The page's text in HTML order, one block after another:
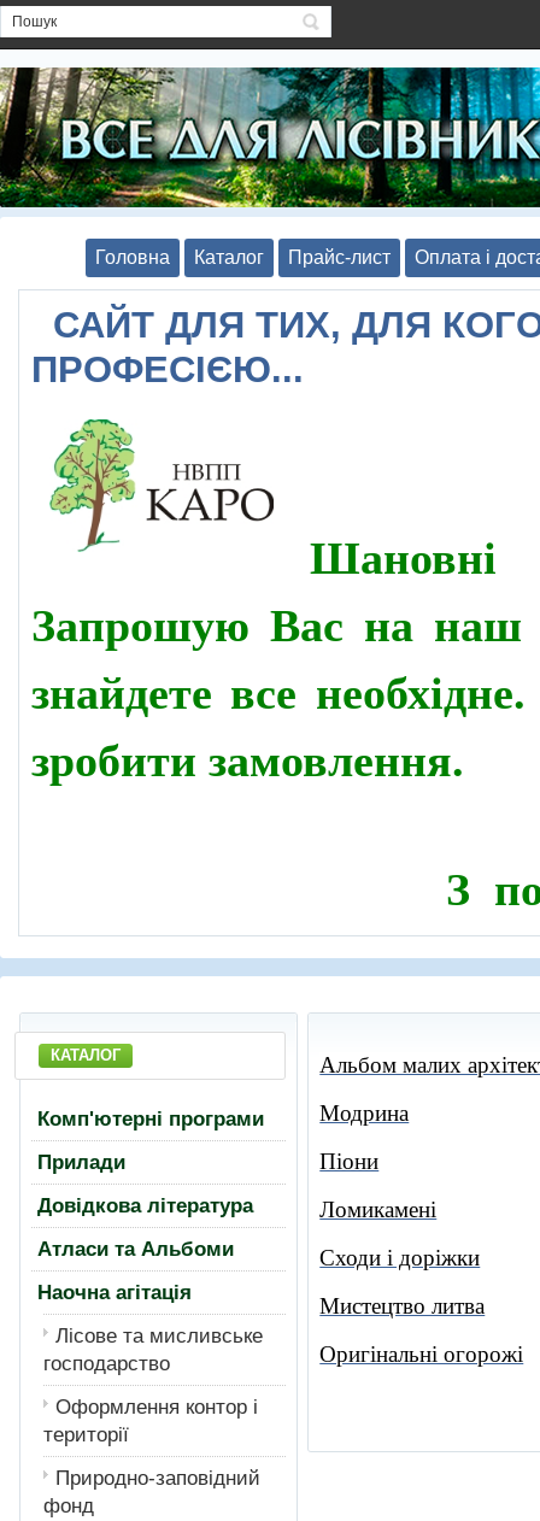
Головна Каталог Прайс-лист Оплата і
САЙТ ДЛЯ ТИХ, ДЛЯ
ПРОФЕСІЄЮ...
Запрошую Вас на наш
знайдете все
зробити замовлення.
З
Альбом малих
Модрина
Піони
Ломикамені
Сходи і доріжки
Мистецтво литва
Оригінальні огорожі
КАТАЛОГ
Комп'ютерні програми
Прилади
Довідкова література
Атласи та Альбоми
Наочна агітація
Лiсове та мисливське
господарство
Оформлення контор і
території
Природно-заповідний
фонд